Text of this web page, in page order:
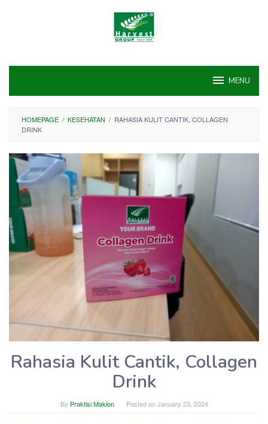
MENU
HOMEPAGE / KESEHATAN / RAHASIA KULIT CANTIK, COLLAGEN
DRINK
Rahasia Kulit Cantik, Collagen
Drink
By Praktisi Maklon Posted onJanuary 23, 2024